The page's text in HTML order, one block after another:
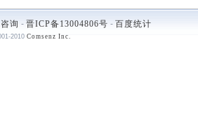
- 晋ICP备13004806号 - 百度统计
2010 Comsenz Inc.